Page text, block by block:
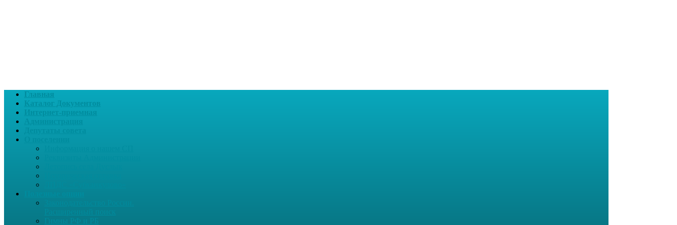
Главная
Каталог Документов